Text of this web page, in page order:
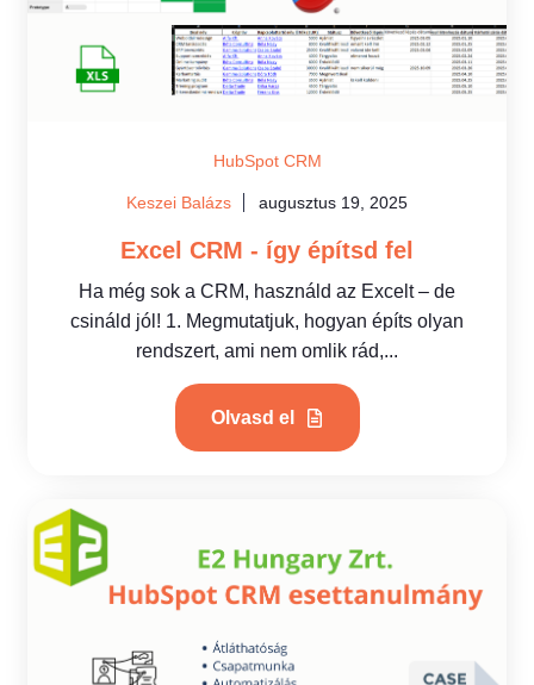
HubSpot CRM
Keszei Balázs augusztus 19, 2025
Excel CRM - így építsd fel
Ha még sok a CRM, használd az Excelt – de
csináld jól! 1. Megmutatjuk, hogyan építs olyan
rendszert, ami nem omlik rád,...
Olvasd el